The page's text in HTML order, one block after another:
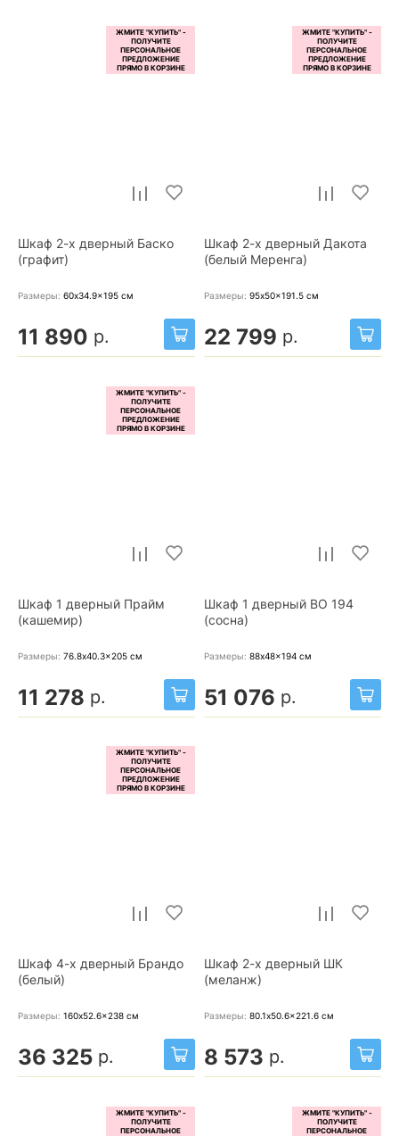
Шкаф 2-х дверный Баско
(графит)
Размеры: 60x34.9x195 см
11 890 р.
Шкаф 2-х дверный Дакота
(белый Меренга)
Размеры: 95x50x191.5 см
22 799 р.
Шкаф 1 дверный Прайм
(кашемир)
Размеры: 76.8x40.3x205 см
11 278 р.
Шкаф 1 дверный ВО 194
(сосна)
Размеры: 88x48x194 см
51 076 р.
Шкаф 4-х дверный Брандо
(белый)
Размеры: 160x52.6x238 см
36 325 р.
Шкаф 2-х дверный ШК
(меланж)
Размеры: 80.1x50.6x221.6 см
8 573 р.